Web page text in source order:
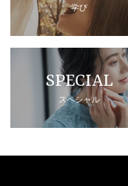
学び
SPECIAL
スペシャル